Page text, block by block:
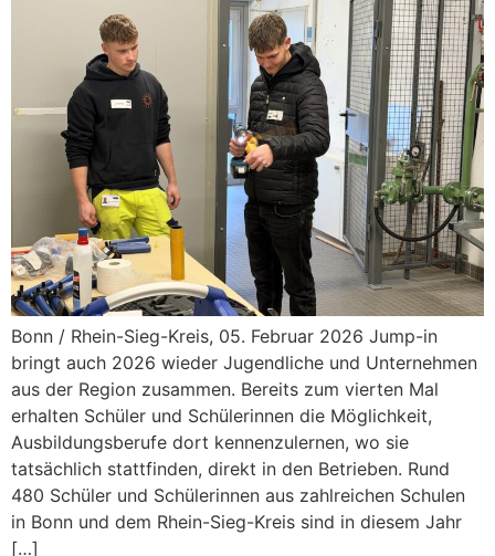
Bonn / Rhein-Sieg-Kreis, 05. Februar 2026 Jump-in
bringt auch 2026 wieder Jugendliche und Unternehmen
aus der Region zusammen. Bereits zum vierten Mal
erhalten Schüler und Schülerinnen die Möglichkeit,
Ausbildungsberufe dort kennenzulernen, wo sie
tatsächlich stattfinden, direkt in den Betrieben. Rund
480 Schüler und Schülerinnen aus zahlreichen Schulen
in Bonn und dem Rhein-Sieg-Kreis sind in diesem Jahr
[…]